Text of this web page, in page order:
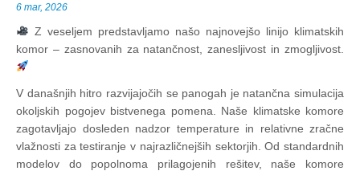
6 mar, 2026
Z veseljem predstavljamo našo najnovejšo linijo klimatskih
komor – zasnovanih za natančnost, zanesljivost in zmogljivost.
V današnjih hitro razvijajočih se panogah je natančna simulacija
okoljskih pogojev bistvenega pomena. Naše klimatske komore
zagotavljajo dosleden nadzor temperature in relativne zračne
vlažnosti za testiranje v najrazličnejših sektorjih. Od standardnih
modelov do popolnoma prilagojenih rešitev, naše komore